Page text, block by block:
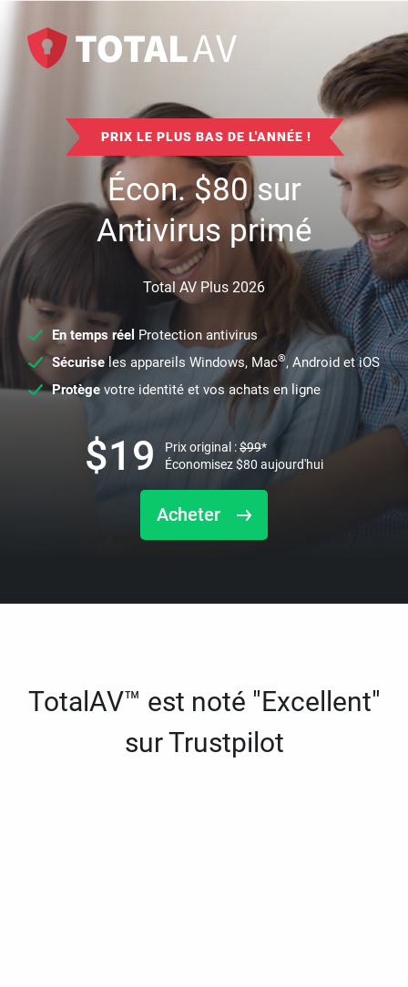
PRIX LE PLUS BAS DE L'ANNÉE !
Écon.$80sur
Antivirus primé
Total AV Plus 2026
En temps réel Protection antivirus
Sécuriseles appareils Windows, Mac®, Android et iOS
Protège votre identité et vos achats en ligne
Acheter
$19 Prix original :$99*
Économisez$80 aujourd'hui
TotalAV™ est noté "Excellent"
sur Trustpilot